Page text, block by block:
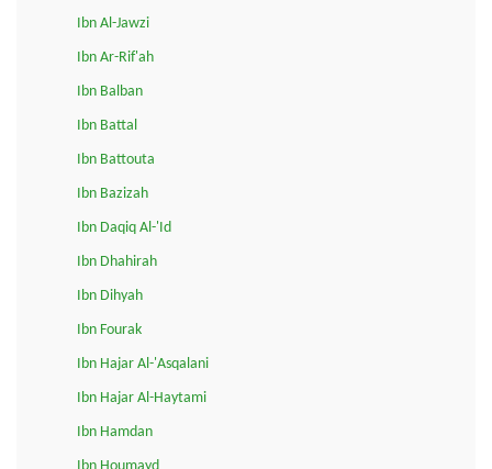
Ibn Al-Jawzi
Ibn Ar-Rif'ah
Ibn Balban
Ibn Battal
Ibn Battouta
Ibn Bazizah
Ibn Daqiq Al-'Id
Ibn Dhahirah
Ibn Dihyah
Ibn Fourak
Ibn Hajar Al-'Asqalani
Ibn Hajar Al-Haytami
Ibn Hamdan